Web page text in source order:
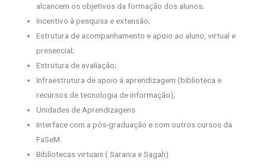
alcancem os objetivos da formação dos alunos;
Incentivo à pesquisa e extensão;
Estrutura de acompanhamento e apoio ao aluno, virtual e
presencial;
Estrutura de avaliação;
Infraestrutura de apoio à aprendizagem (biblioteca e
recursos de tecnologia de informação);
Unidades de Aprendizagens
Interface com a pós-graduação e com outros cursos da
FaSeM.
Bibliotecas virtuais ( Saraiva e Sagah)